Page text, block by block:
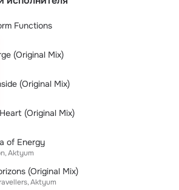
Functions
(Original Mix)
(Original Mix)
(Original Mix)
of Energy
Aktyum
(Original Mix)
Aktyum